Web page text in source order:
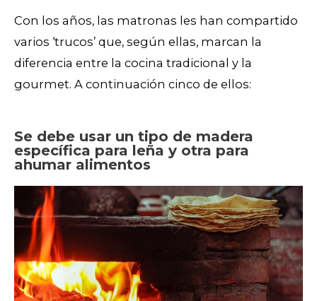
Con los años, las matronas les han compartido
varios ‘trucos’ que, según ellas, marcan la
diferencia entre la cocina tradicional y la
gourmet. A continuación cinco de ellos:
Se debe usar un tipo de madera
específica para leña y otra para
ahumar alimentos